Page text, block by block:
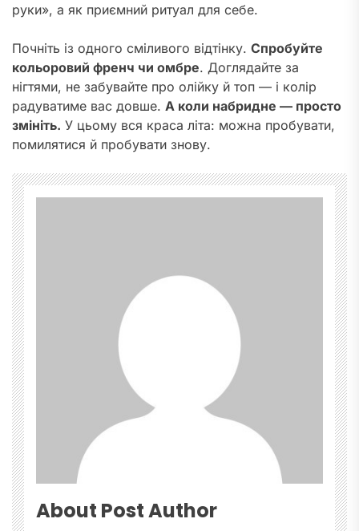
руки», а як приємний ритуал для себе.
Почніть із одного сміливого відтінку. Спробуйте
кольоровий френч чи омбре. Доглядайте за
нігтями, не забувайте про олійку й топ — і колір
радуватиме вас довше. А коли набридне — просто
змініть. У цьому вся краса літа: можна пробувати,
помилятися й пробувати знову.
About Post Author